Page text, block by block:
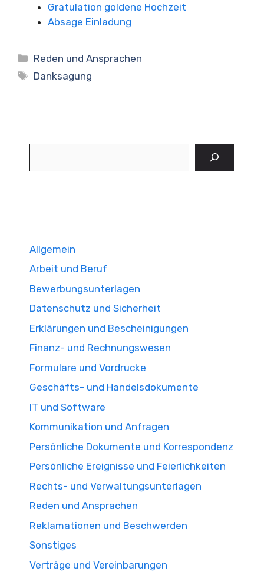
Gratulation goldene Hochzeit
Absage Einladung
Kategorien
Reden und Ansprachen
Schlagwörter
Danksagung
Allgemein
Arbeit und Beruf
Bewerbungsunterlagen
Datenschutz und Sicherheit
Erklärungen und Bescheinigungen
Finanz- und Rechnungswesen
Formulare und Vordrucke
Geschäfts- und Handelsdokumente
IT und Software
Kommunikation und Anfragen
Persönliche Dokumente und Korrespondenz
Persönliche Ereignisse und Feierlichkeiten
Rechts- und Verwaltungsunterlagen
Reden und Ansprachen
Reklamationen und Beschwerden
Sonstiges
Verträge und Vereinbarungen